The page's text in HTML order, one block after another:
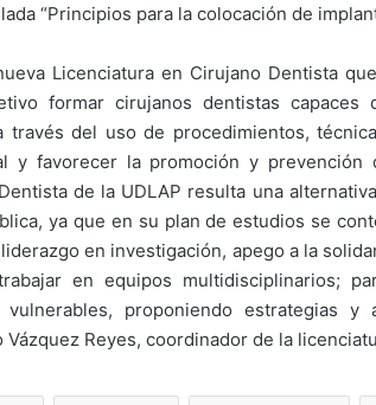
“Principios para la colocación de
Licenciatura en Cirujano Dentista
formar cirujanos dentistas
través del uso de procedimientos,
y favorecer la promoción y prevención
de la UDLAP resulta una
ya que en su plan de estudios se
en investigación, apego a la
en equipos multidisciplinarios;
proponiendo estrategias y
Reyes, coordinador de la